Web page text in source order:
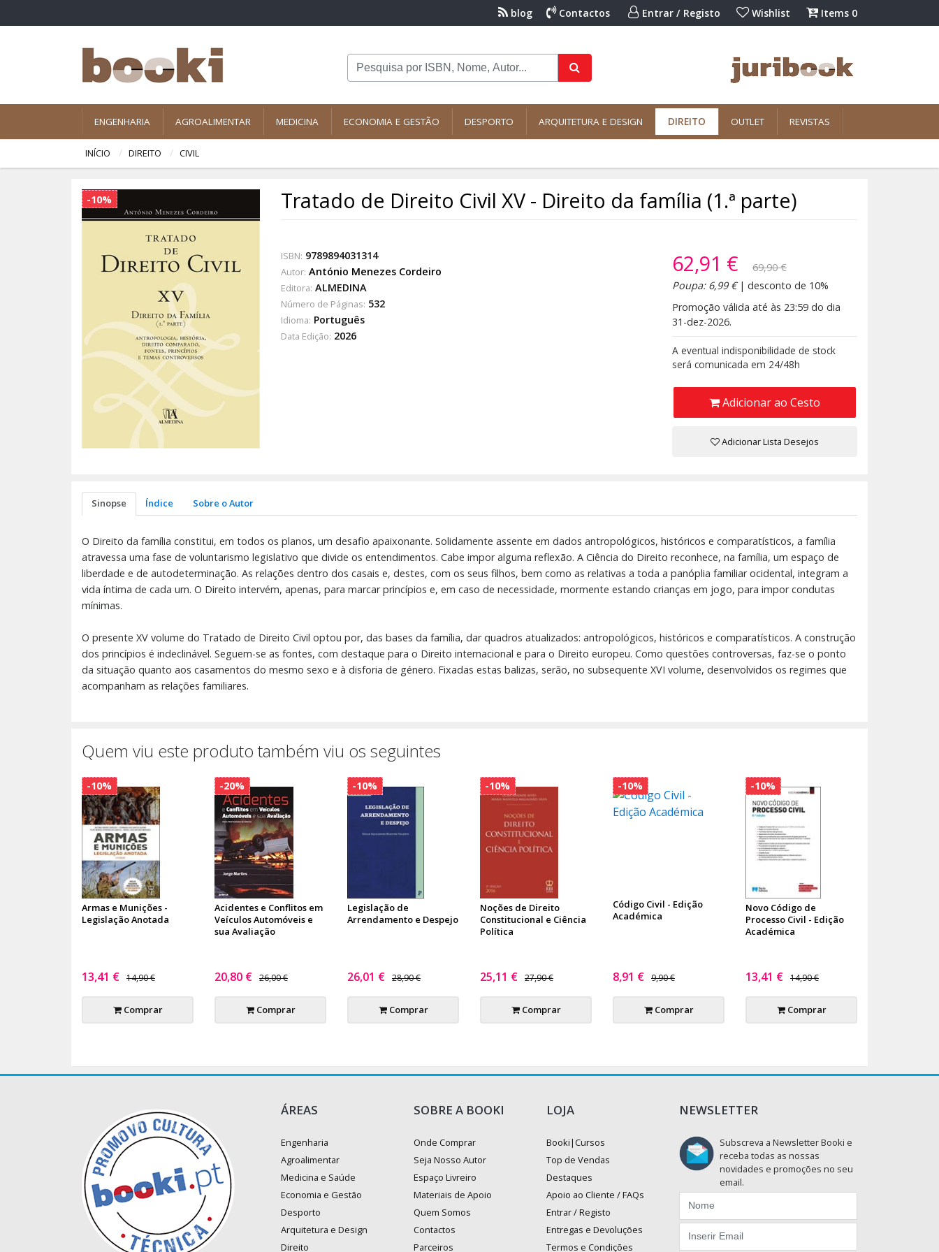
blog Contactos Entrar / Registo Wishlist Items 0
ENGENHARIA AGROALIMENTAR MEDICINA ECONOMIA E GESTÃO DESPORTO ARQUITETURA E DESIGN DIREITO OUTLET REVISTAS
INÍCIO DIREITO CIVIL
-10% Tratado de Direito Civil XV - Direito da família (1.ª parte)
ISBN: 9789894031314
Autor: António Menezes Cordeiro
Editora: ALMEDINA
Número de Páginas: 532
Idioma: Português
Data Edição: 2026
62,91 €
69,90 €
Poupa: 6,99 €| desconto de 10%
Promoção válida até às 23:59 do dia
31-dez-2026.
A eventual indisponibilidade de stock
será comunicada em 24/48h
Adicionar ao Cesto
Adicionar Lista Desejos
Sinopse Índice Sobre o Autor
O Direito da família constitui, em todos os planos, um desafio apaixonante. Solidamente assente em dados antropológicos, históricos e comparatísticos, a família
atravessa uma fase de voluntarismo legislativo que divide os entendimentos. Cabe impor alguma reflexão. A Ciência do Direito reconhece, na família, um espaço de
liberdade e de autodeterminação. As relações dentro dos casais e, destes, com os seus filhos, bem como as relativas a toda a panóplia familiar ocidental, integram a
vida íntima de cada um. O Direito intervém, apenas, para marcar princípios e, em caso de necessidade, mormente estando crianças em jogo, para impor condutas
mínimas.
O presente XV volume do Tratado de Direito Civil optou por, das bases da família, dar quadros atualizados: antropológicos, históricos e comparatísticos. A construção
dos princípios é indeclinável. Seguem-se as fontes, com destaque para o Direito internacional e para o Direito europeu. Como questões controversas, faz-se o ponto
da situação quanto aos casamentos do mesmo sexo e à disforia de género. Fixadas estas balizas, serão, no subsequente XVI volume, desenvolvidos os regimes que
acompanham as relações familiares.
Quem viu este produto também viu os seguintes
Armas e Munições -
Legislação Anotada
13,41 € 14,90 €
Comprar
-10%
Acidentes e Conflitos em
Veículos Automóveis e
sua Avaliação
20,80 € 26,00 €
Comprar
-20%
Legislação de
Arrendamento e Despejo
26,01 € 28,90 €
Comprar
-10%
Noções de Direito
Constitucional e Ciência
Política
25,11 € 27,90 €
Comprar
-10%
Código Civil - Edição
Académica
8,91 € 9,90 €
Comprar
-10%
Novo Código de
Processo Civil - Edição
Académica
13,41 € 14,90 €
Comprar
-10%
ÁREAS
Engenharia
Agroalimentar
Medicina e Saúde
Economia e Gestão
Desporto
Arquitetura e Design
Direito
SOBRE A BOOKI
Onde Comprar
Seja Nosso Autor
Espaço Livreiro
Materiais de Apoio
Quem Somos
Contactos
Parceiros
LOJA
Booki|Cursos
Top de Vendas
Destaques
Apoio ao Cliente / FAQs
Entrar / Registo
Entregas e Devoluções
Termos e Condições
NEWSLETTER
Subscreva a Newsletter Booki e
receba todas as nossas
novidades e promoções no seu
email.